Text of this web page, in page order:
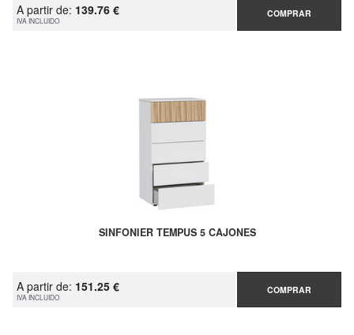
A partir de: 139.76 €
IVA INCLUIDO
COMPRAR
SINFONIER TEMPUS 5 CAJONES
A partir de: 151.25 €
IVA INCLUIDO
COMPRAR